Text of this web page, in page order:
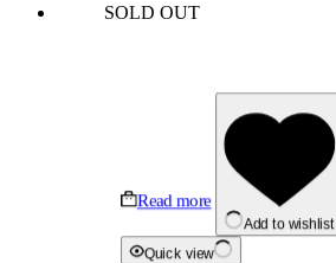
SOLD OUT
Read more
Add to wishlist
Quick view